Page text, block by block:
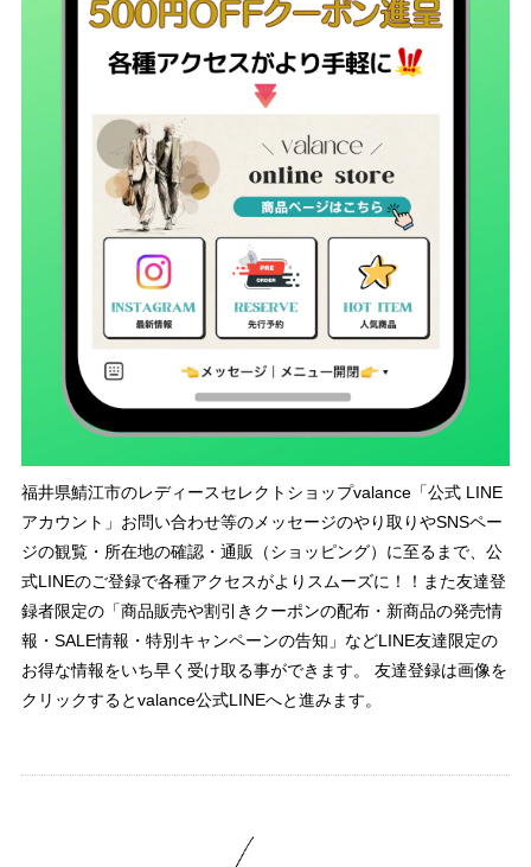
福井県鯖江市のレディースセレクトショップvalance「公式 LINE
アカウント」お問い合わせ等のメッセージのやり取りやSNSペー
ジの観覧・所在地の確認・通販（ショッピング）に至るまで、公
式LINEのご登録で各種アクセスがよりスムーズに！！また友達登
録者限定の「商品販売や割引きクーポンの配布・新商品の発売情
報・SALE情報・特別キャンペーンの告知」などLINE友達限定の
お得な情報をいち早く受け取る事ができます。 友達登録は画像を
クリックするとvalance公式LINEへと進みます。